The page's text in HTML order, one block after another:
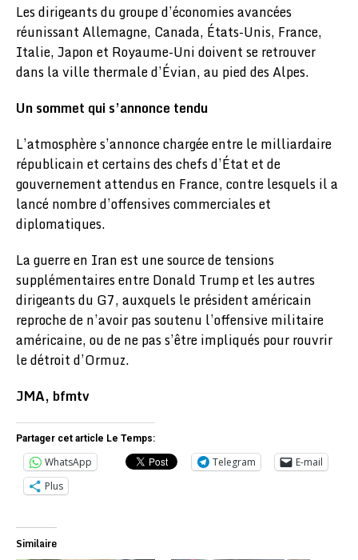
Les dirigeants du groupe d’économies avancées
réunissant Allemagne, Canada, États-Unis, France,
Italie, Japon et Royaume-Uni doivent se retrouver
dans la ville thermale d’Évian, au pied des Alpes.
Un sommet qui s’annonce tendu
L’atmosphère s’annonce chargée entre le milliardaire
républicain et certains des chefs d’État et de
gouvernement attendus en France, contre lesquels il a
lancé nombre d’offensives commerciales et
diplomatiques.
La guerre en Iran est une source de tensions
supplémentaires entre Donald Trump et les autres
dirigeants du G7, auxquels le président américain
reproche de n’avoir pas soutenu l’offensive militaire
américaine, ou de ne pas s’être impliqués pour rouvrir
le détroit d’Ormuz.
JMA, bfmtv
Partager cet article Le Temps:
WhatsApp Telegram
E-mail
Plus
Similaire